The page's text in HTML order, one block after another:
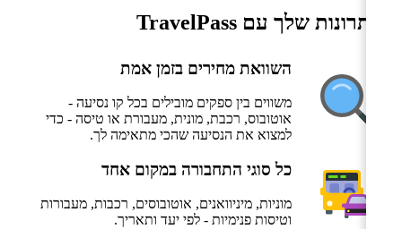
היתרונות שלך עם TravelPass
השוואת מחירים בזמן אמת
משווים בין ספקים מובילים בכל קו נסיעה -
אוטובוס, רכבת, מונית, מעבורת או טיסה - כדי
למצוא את הנסיעה שהכי מתאימה לך.
כל סוגי התחבורה במקום אחד
מוניות, מיניוואנים, אוטובוסים, רכבות, מעבורות
וטיסות פנימיות - לפי יעד ותאריך.